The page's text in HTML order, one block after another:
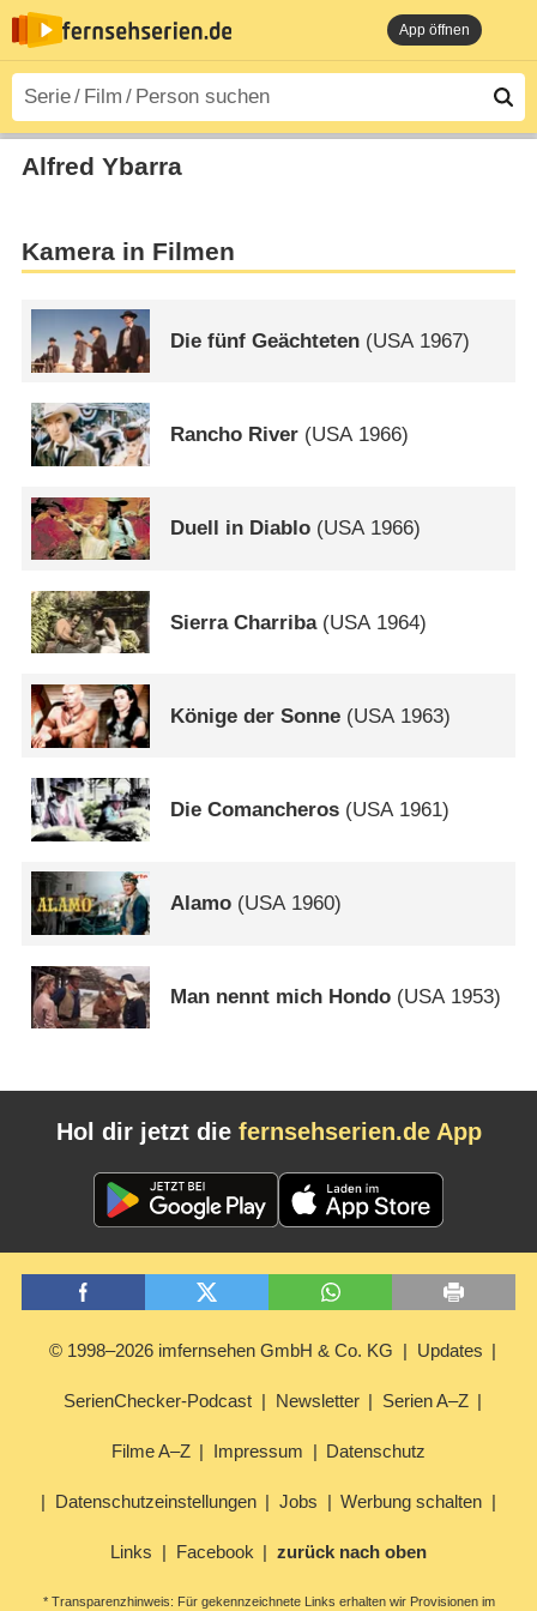
App öffnen
Alfred Ybarra
Kamera in Filmen
Die fünf Geächteten (USA1967)
Rancho River (USA1966)
Duell in Diablo (USA1966)
Sierra Charriba(USA 1964)
Könige der Sonne (USA 1963)
Die Comancheros (USA1961)
Alamo (USA1960)
Man nennt mich Hondo (USA1953)
Hol dir jetzt die fernsehserien.de App
© 1998–2026 imfernsehen GmbH & Co. KG Updates
SerienChecker-Podcast Newsletter Serien A–Z
Filme A–Z Impressum Datenschutz
Datenschutzeinstellungen Jobs Werbung schalten
Links Facebook zurück nach oben
* Transparenzhinweis: Für gekennzeichnete Links erhalten wir Provisionen im